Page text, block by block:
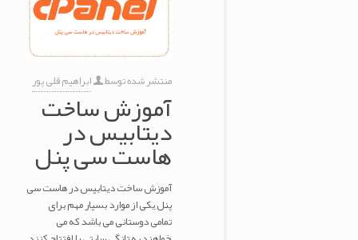
منتشر شده توسط ابراهیم قلی پور
آموزش ساخت
دیتابیس در
هاست سی پنل
آموزش ساخت دیتابیس در هاست سی
پنل یکی از موارد بسیار مهم برای
تمامی دوستانی می باشد که می